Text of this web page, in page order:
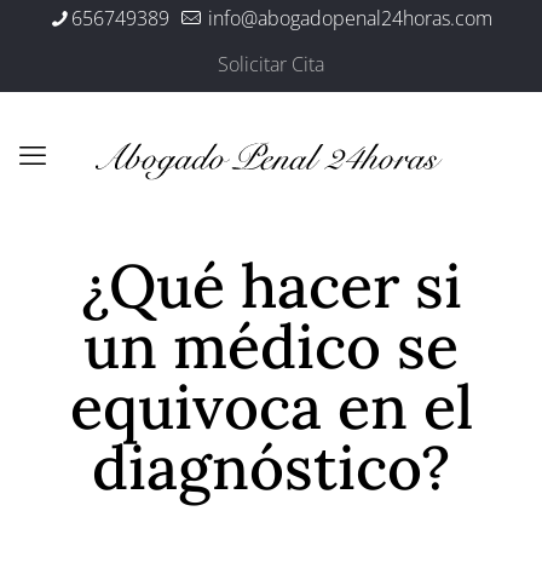
656749389
info@abogadopenal24horas.com
Solicitar Cita
¿Qué hacer si
un médico se
equivoca en el
diagnóstico?